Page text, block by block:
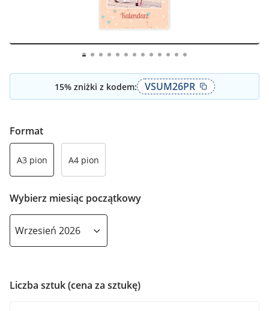
15% zniżki z kodem: VSUM26PR
Format
A3 pion A4 pion
Wybierz miesiąc początkowy
Liczba sztuk (cena za sztukę)